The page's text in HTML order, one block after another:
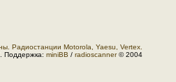
Радиостанции Motorola, Yaesu, Vertex.
Поддержка: miniBB / radioscanner© 2004